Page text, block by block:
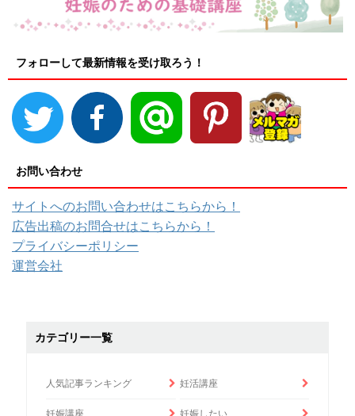
フォローして最新情報を受け取ろう！
お問い合わせ
サイトへのお問い合わせはこちらから！
広告出稿のお問合せはこちらから！
プライバシーポリシー
運営会社
カテゴリー一覧
人気記事ランキング 妊活講座
妊娠講座 妊娠したい